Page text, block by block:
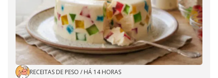
RECEITAS DE PESO / HÁ 14 HORAS